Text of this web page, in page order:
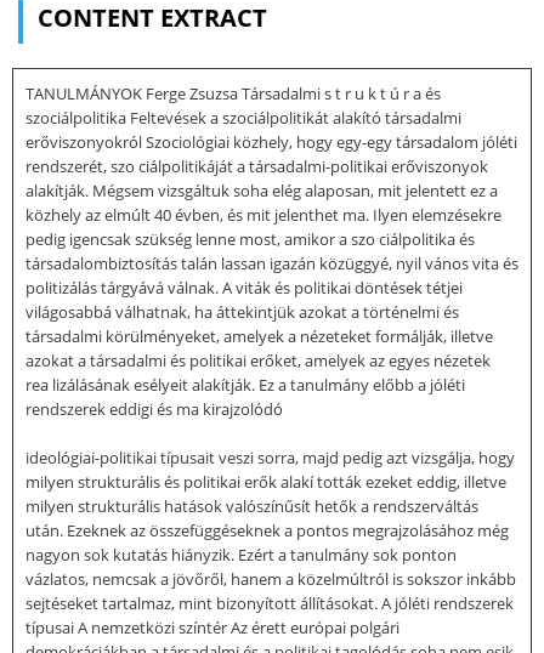
CONTENT EXTRACT
TANULMÁNYOK Ferge Zsuzsa Társadalmi s t r u k t ú r a és
szociálpolitika Feltevések a szociálpolitikát alakító társadalmi
erőviszonyokról Szociológiai közhely, hogy egy-egy társadalom jóléti
rendszerét, szo­ ciálpolitikáját a társadalmi-politikai erőviszonyok
alakítják. Mégsem vizsgáltuk soha elég alaposan, mit jelentett ez a
közhely az elmúlt 40 évben, és mit jelenthet ma. Ilyen elemzésekre
pedig igencsak szükség lenne most, amikor a szo­ ciálpolitika és
társadalombiztosítás talán lassan igazán közüggyé, nyil­ vános vita és
politizálás tárgyává válnak. A viták és politikai döntések tétjei
világosabbá válhatnak, ha áttekintjük azokat a történelmi és
társadalmi körülményeket, amelyek a nézeteket formálják, illetve
azokat a társadalmi és politikai erőket, amelyek az egyes nézetek
rea­ lizálásának esélyeit alakítják. Ez a tanulmány előbb a jóléti
rendszerek eddigi és ma kirajzolódó
ideológiai-politikai típusait veszi sorra, majd pedig azt vizsgálja, hogy
milyen strukturális és politikai erők alakí­ tották ezeket eddig, illetve
milyen strukturális hatások valószínűsít­ hetők a rendszerváltás
után. Ezeknek az összefüggéseknek a pontos megrajzolásához még
nagyon sok kutatás hiányzik. Ezért a tanulmány sok ponton
vázlatos, nemcsak a jövőről, hanem a közelmúltról is sokszor inkább
sejtéseket tartalmaz, mint bizonyított állításokat. A jóléti rendszerek
típusai A nemzetközi színtér Az érett európai polgári